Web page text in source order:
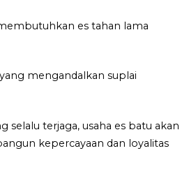
es tahan lama
mengandalkan suplai
selalu terjaga, usaha es batu akan
kepercayaan dan loyalitas